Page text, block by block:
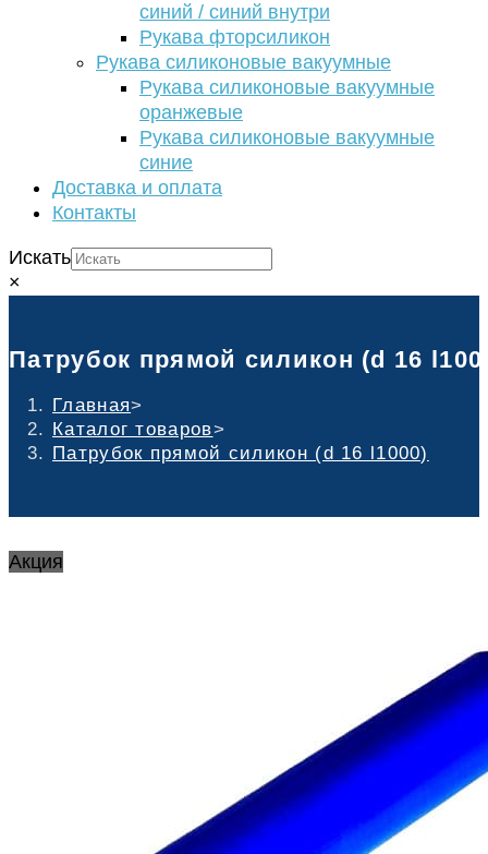
синий / синий внутри
Рукава фторсиликон
Рукава силиконовые вакуумные
Рукава силиконовые вакуумные
оранжевые
Рукава силиконовые вакуумные
синие
Доставка и оплата
Контакты
Искать
×
Патрубок прямой силикон (d 16
Главная>
Каталог товаров>
Патрубок прямой силикон (d 16 l1000)
Акция